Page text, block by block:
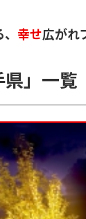
幸せ広がれ
県」 一覧